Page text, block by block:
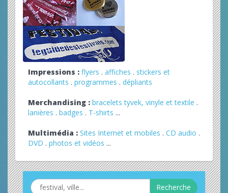
Impressions : flyers . affiches . stickers et
autocollants . programmes . dépliants
Merchandising : bracelets tyvek, vinyle et textile .
lanières . badges . T-shirts ...
Multimédia : Sites Internet et mobiles . CD audio .
DVD . photos et vidéos ...
Recherche